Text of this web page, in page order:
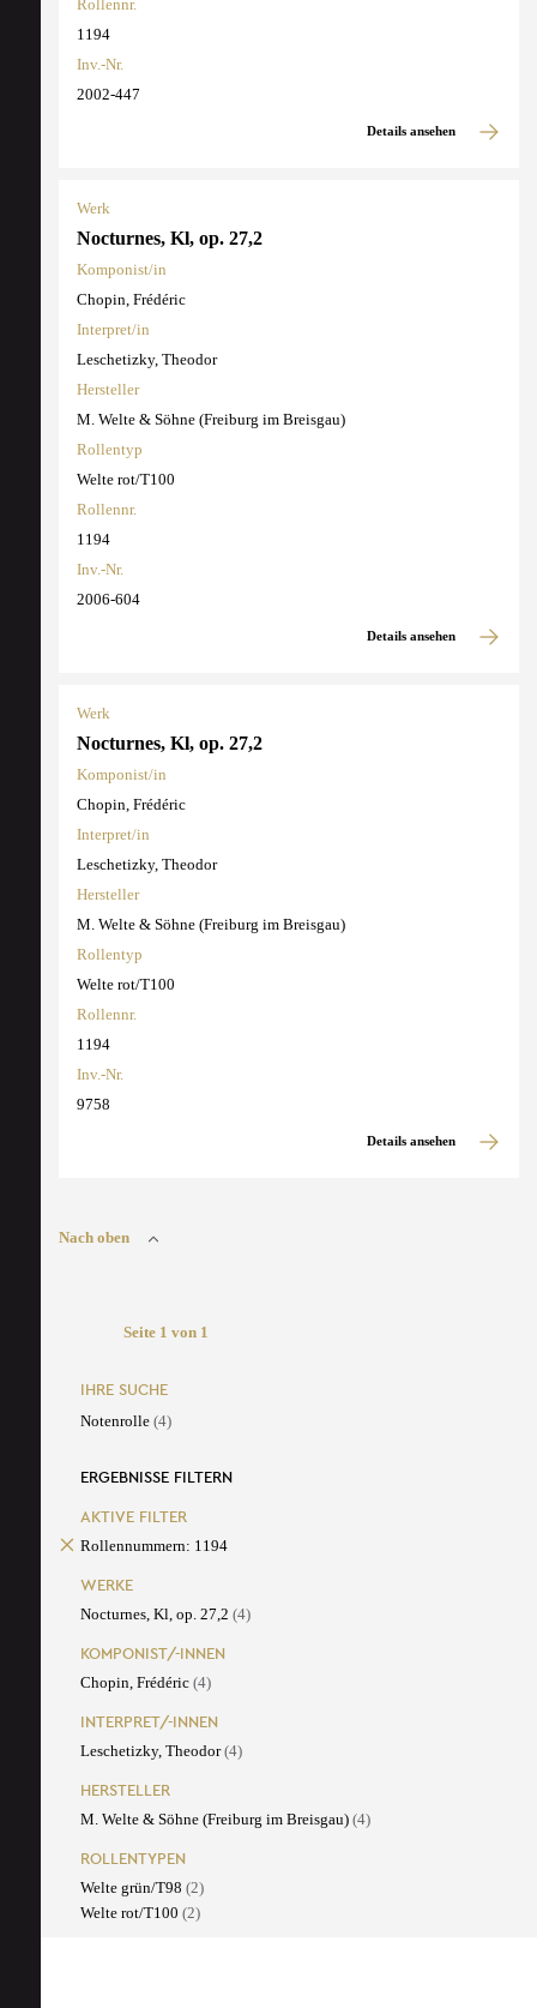
Rollennr.
1194
Inv.-Nr.
2002-447
Details ansehen
Werk
Nocturnes, Kl, op. 27,2
Komponist/in
Chopin, Frédéric
Interpret/in
Leschetizky, Theodor
Hersteller
M. Welte & Söhne (Freiburg im Breisgau)
Rollentyp
Welte rot/T100
Rollennr.
1194
Inv.-Nr.
2006-604
Details ansehen
Werk
Nocturnes, Kl, op. 27,2
Komponist/in
Chopin, Frédéric
Interpret/in
Leschetizky, Theodor
Hersteller
M. Welte & Söhne (Freiburg im Breisgau)
Rollentyp
Welte rot/T100
Rollennr.
1194
Inv.-Nr.
9758
Details ansehen
Nach oben
Seite 1 von 1
IHRE SUCHE
Notenrolle (4)
ERGEBNISSE FILTERN
AKTIVE FILTER
Rollennummern: 1194
WERKE
Nocturnes, Kl, op. 27,2 (4)
KOMPONIST/-INNEN
Chopin, Frédéric (4)
INTERPRET/-INNEN
Leschetizky, Theodor(4)
HERSTELLER
M. Welte & Söhne (Freiburg im Breisgau) (4)
ROLLENTYPEN
Welte grün/T98 (2)
Welte rot/T100 (2)